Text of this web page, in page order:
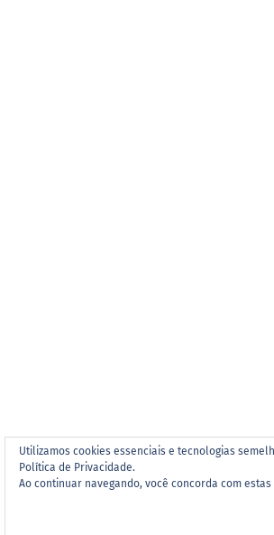
Utilizamos cookies essenciais e tecnologias
Política de Privacidade.
Ao continuar navegando, você concorda com